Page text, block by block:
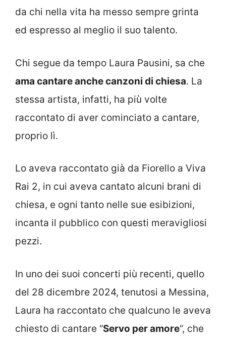
da chi nella vita ha messo sempre grinta
ed espresso al meglio il suo talento.
Chi segue da tempo Laura Pausini, sa che
ama cantare anche canzoni di chiesa. La
stessa artista, infatti, ha più volte
raccontato di aver cominciato a cantare,
proprio lì.
Lo aveva raccontato già da Fiorello a Viva
Rai 2, in cui aveva cantato alcuni brani di
chiesa, e ogni tanto nelle sue esibizioni,
incanta il pubblico con questi meravigliosi
pezzi.
In uno dei suoi concerti più recenti, quello
del 28 dicembre 2024, tenutosi a Messina,
Laura ha raccontato che qualcuno le aveva
chiesto di cantare “Servo per amore“, che